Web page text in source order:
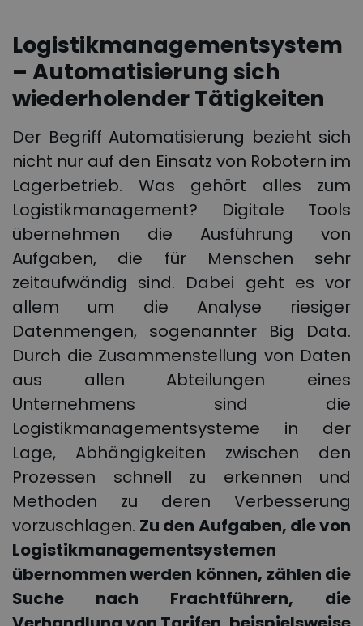
Logistikmanagementsystem
– Automatisierung sich
wiederholender Tätigkeiten
Der Begriff Automatisierung bezieht sich
nicht nur auf den Einsatz von Robotern im
Lagerbetrieb. Was gehört alles zum
Logistikmanagement? Digitale Tools
übernehmen die Ausführung von
Aufgaben, die für Menschen sehr
zeitaufwändig sind. Dabei geht es vor
allem um die Analyse riesiger
Datenmengen, sogenannter Big Data.
Durch die Zusammenstellung von Daten
aus allen Abteilungen eines
Unternehmens sind die
Logistikmanagementsysteme in der
Lage, Abhängigkeiten zwischen den
Prozessen schnell zu erkennen und
Methoden zu deren Verbesserung
vorzuschlagen. Zu den Aufgaben, die von
Logistikmanagementsystemen
übernommen werden können, zählen die
Suche nach Frachtführern, die